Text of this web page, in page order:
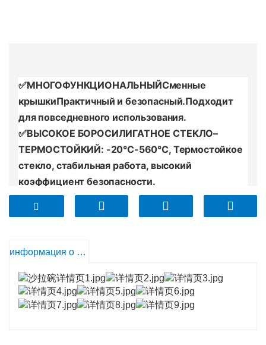
✅МНОГОФУНКЦИОНАЛЬНЫЙСменные
крышкиПрактичный и безопасный.Подходит
для повседневного использования.
✅ВЫСОКОЕ БОРОСИЛИГАТНОЕ СТЕКЛО–
ТЕРМОСТОЙКИЙ: -20°C-560°C, Термостойкое
стекло, стабильная работа, высокий
коэффициент безопасности.
ОТДЕЛЬНАЯ НЕРЖАВЕЮЩАЯ
ЗА ОДНО СПОЛОСКАНИЕ–Уборка без мертвых
кернерыЧистый и здоровый
информация о продукте